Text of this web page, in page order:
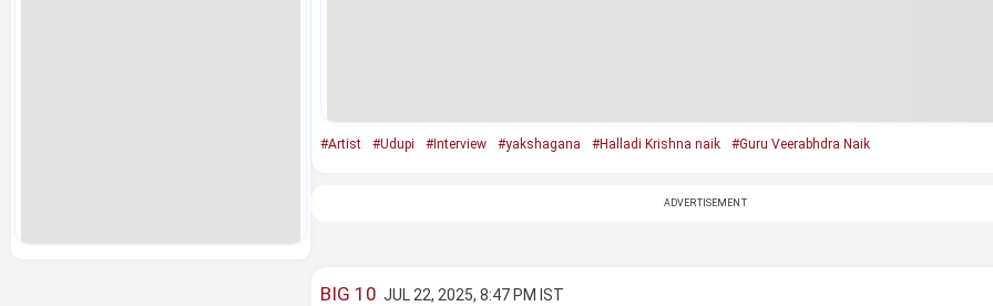
#Artist #Udupi #Interview #yakshagana #Halladi Krishna naik #Guru Veerabhdra Naik
ADVERTISEMENT
BIG 10 JUL 22, 2025, 8:47 PM IST